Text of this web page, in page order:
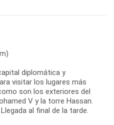
diplomática y
visitar los lugares más
son los exteriores del
V y la torre Hassan.
al final de la tarde.